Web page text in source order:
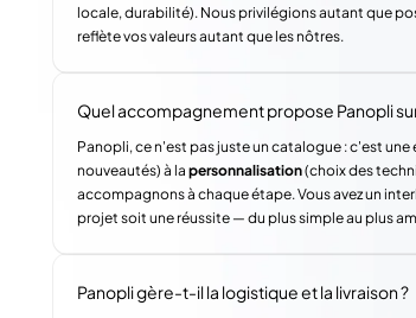
locale, durabilité). Nous privilégions autant que
reflète vos valeurs autant que les nôtres.
Quel accompagnement propose Panopli
Panopli, ce n'est pas juste un catalogue : c'est
nouveautés) à la personnalisation(choix des
accompagnons à chaque étape. Vous avez un
projet soit une réussite — du plus simple au plus
Panopli gère-t-il la logistique et la livraison ?